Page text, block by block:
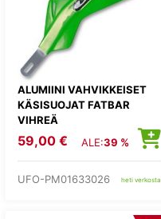
ALUMIINI VAHVIKKEISET
KÄSISUOJAT FATBAR
VIHREÄ
59,00 € ALE:39 %
UFO-PM01633026 heti verkosta